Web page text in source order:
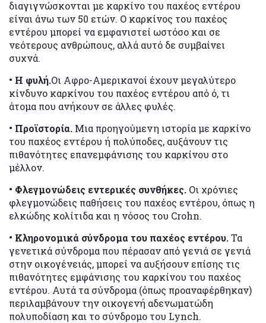
διαγιγνώσκονται με καρκίνο του παχέος εντέρου
είναι άνω των 50 ετών. Ο καρκίνος του παχέος
εντέρου μπορεί να εμφανιστεί ωστόσο και σε
νεότερους ανθρώπους, αλλά αυτό δε συμβαίνει
συχνά.
• Η φυλή.Οι Αφρο-Αμερικανοί έχουν μεγαλύτερο
κίνδυνο καρκίνου του παχέος εντέρου από ό, τι
άτομα που ανήκουν σε άλλες φυλές.
• Προϊστορία. Μια προηγούμενη ιστορία με καρκίνο
του παχέος εντέρου ή πολύποδες, αυξάνουν τις
πιθανότητες επανεμφάνισης του καρκίνου στο
μέλλον.
• Φλεγμονώδεις εντερικές συνθήκες. Οι χρόνιες
φλεγμονώδεις παθήσεις του παχέος εντέρου, όπως η
ελκώδης κολίτιδα και η νόσος του Crohn.
• Κληρονομικά σύνδρομα του παχέος εντέρου.Τα
γενετικά σύνδρομα που πέρασαν από γενιά σε γενιά
στην οικογένειάς, μπορεί να αυξήσουν επίσης τις
πιθανότητες εμφάνισης του καρκίνου του παχέος
εντέρου. Αυτά τα σύνδρομα (όπως προαναφέρθηκαν)
περιλαμβάνουν την οικογενή αδενωματώδη
πολυποδίαση και το σύνδρομο του Lynch.